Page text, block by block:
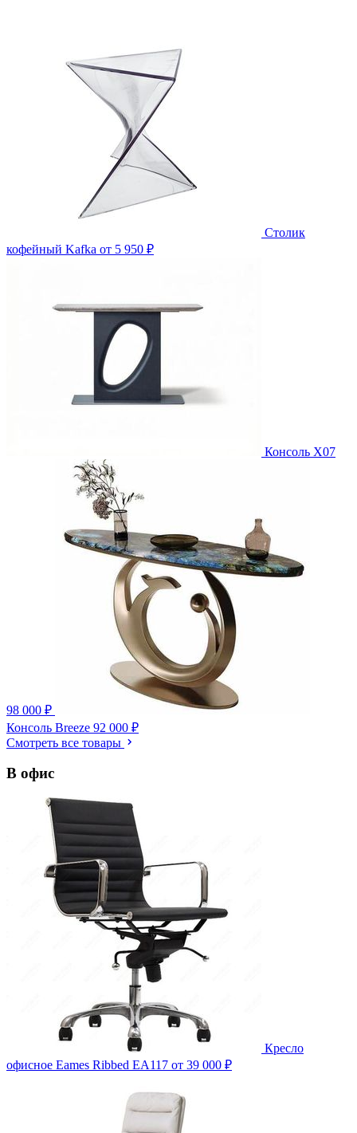
Столик
кофейный Kafka от 5 950 ₽
Консоль X07
98 000 ₽
Консоль Breeze 92 000 ₽
Смотреть все товары
В офис
Кресло
офисное Eames Ribbed EA117 от 39 000 ₽